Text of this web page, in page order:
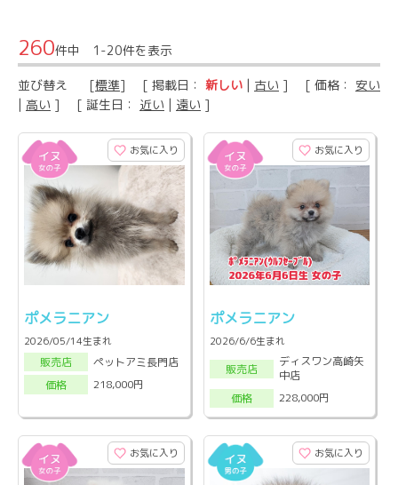
260件中 1-20件を表示
並び替え [標準] [ 掲載日： 新しい | 古い ] [ 価格： 安い
| 高い ] [ 誕生日： 近い | 遠い ]
お気に入り
ポメラニアン
2026/05/14生まれ
販売店
ペットアミ長門店
価格
218,000円
お気に入り
ポメラニアン
2026/6/6生まれ
販売店
ディスワン高崎矢
中店
価格
228,000円
お気に入り お気に入り